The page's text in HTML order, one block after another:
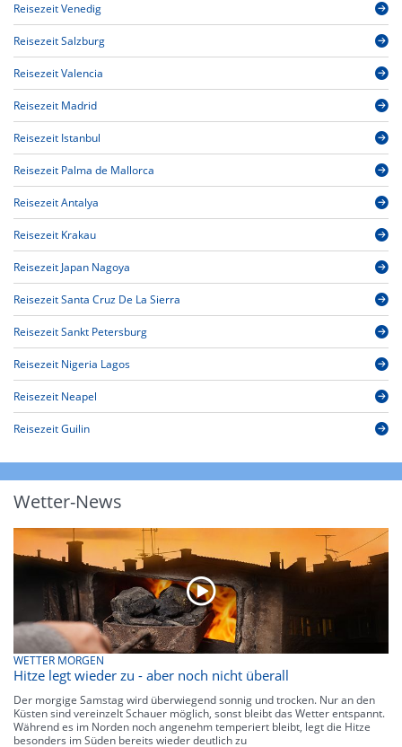
Reisezeit Venedig
Reisezeit Salzburg
Reisezeit Valencia
Reisezeit Madrid
Reisezeit Istanbul
Reisezeit Palma de Mallorca
Reisezeit Antalya
Reisezeit Krakau
Reisezeit Japan Nagoya
Reisezeit Santa Cruz De La Sierra
Reisezeit Sankt Petersburg
Reisezeit Nigeria Lagos
Reisezeit Neapel
Reisezeit Guilin
Wetter-News
WETTER MORGEN
Hitze legt wieder zu - aber noch nicht überall
Der morgige Samstag wird überwiegend sonnig und trocken. Nur an den
Küsten sind vereinzelt Schauer möglich, sonst bleibt das Wetter entspannt.
Während es im Norden noch angenehm temperiert bleibt, legt die Hitze
besonders im Süden bereits wieder deutlich zu